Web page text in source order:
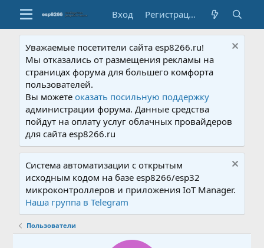
Вход Регистрация
Уважаемые посетители сайта esp8266.ru!
Мы отказались от размещения рекламы на
страницах форума для большего комфорта
пользователей.
Вы можетеоказать посильную поддержку
администрации форума. Данные средства
пойдут на оплату услуг облачных провайдеров
для сайта esp8266.ru
Система автоматизации с открытым
исходным кодом на базе esp8266/esp32
микроконтроллеров и приложения IoT Manager.
Наша группа в Telegram
Пользователи